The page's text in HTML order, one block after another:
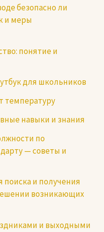
безопасно ли
и меры
понятие и
для школьников
температуру
навыки и знания
по
— советы и
и получения
возникающих
и выходными